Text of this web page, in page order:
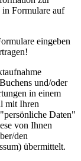
in Formulare auf
eingeben
und/oder
in einem
mit Ihren
Daten"
von Ihnen
den
übermittelt.